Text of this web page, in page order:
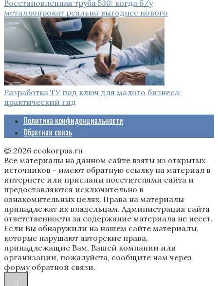
Восстановленная труба 530: когда б/у
металлопрокат реально выгоднее нового
Разработка ТУ под ключ для малого бизнеса:
практический гид
Политика конфиденциальности
Обратная связь
© 2026 ecokorpus.ru
Все материалы на данном сайте взяты из открытых
источников - имеют обратную ссылку на материал в
интернете или присланы посетителями сайта и
предоставляются исключительно в
ознакомительных целях. Права на материалы
принадлежат их владельцам. Администрация сайта
ответственности за содержание материала не несет.
Если Вы обнаружили на нашем сайте материалы,
которые нарушают авторские права,
принадлежащие Вам, Вашей компании или
организации, пожалуйста, сообщите нам через
форму обратной связи.